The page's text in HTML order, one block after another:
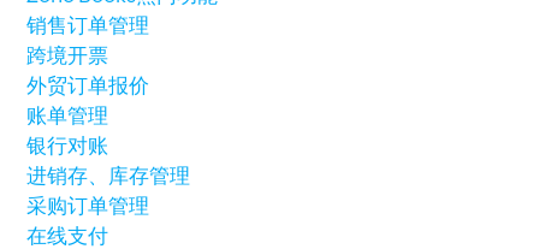
销售订单管理
跨境开票
外贸订单报价
账单管理
银行对账
进销存、库存管理
采购订单管理
在线支付